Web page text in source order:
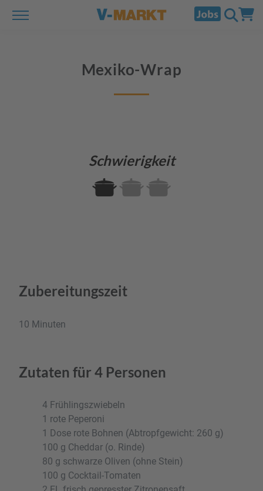
Mexiko-Wrap
Schwierigkeit
Zubereitungszeit
10 Minuten
Zutaten für 4 Personen
4 Frühlingszwiebeln
1 rote Peperoni
1 Dose rote Bohnen (Abtropfgewicht: 260 g)
100 g Cheddar (o. Rinde)
80 g schwarze Oliven (ohne Stein)
100 g Cocktail-Tomaten